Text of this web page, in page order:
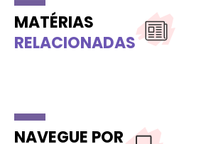
MATÉRIAS
RELACIONADAS
NAVEGUE POR